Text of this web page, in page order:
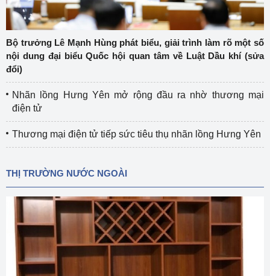
Bộ trưởng Lê Mạnh Hùng phát biểu, giải trình làm rõ một số
nội dung đại biểu Quốc hội quan tâm về Luật Dầu khí (sửa
đổi)
Nhãn lồng Hưng Yên mở rộng đầu ra nhờ thương mại
điện tử
Thương mại điện tử tiếp sức tiêu thụ nhãn lồng Hưng Yên
THỊ TRƯỜNG NƯỚC NGOÀI